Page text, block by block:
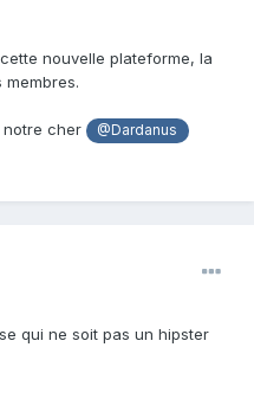
nouvelle plateforme, la
cher @Dardanus
qui ne soit pas un hipster